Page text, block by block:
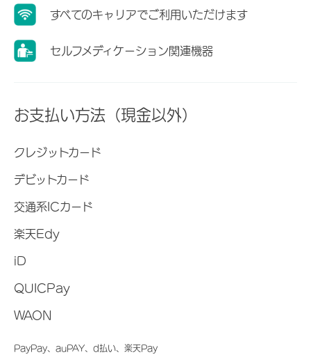
すべてのキャリアでご利用いただけます
セルフメディケーション関連機器
お支払い方法（現金以外）
クレジットカード
デビットカード
交通系ICカード
楽天Edy
iD
QUICPay
WAON
PayPay、auPAY、d払い、楽天Pay